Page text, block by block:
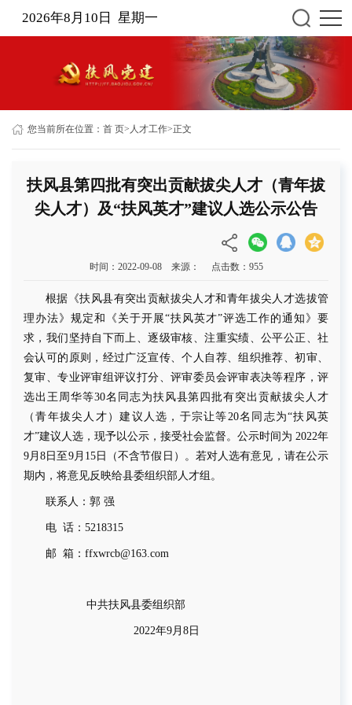
2026年8月10日 星期一
您当前所在位置： 首 页> 人才工作>正文
扶风县第四批有突出贡献拔尖人才（青年拔
尖人才）及“扶风英才”建议人选公示公告
时间：2022-09-08 来源： 点击数： 955
根据《扶风县有突出贡献拔尖人才和青年拔尖人才选拔管
理办法》规定和 《关于开展“扶风英才”评选工作的通知》要
求 ，我们坚持自下而上、逐级审核、注重实绩、公平公正、社
会认可的原则 ，经过 广泛宣传、个人自荐、组织推荐 、初审、
复审、专业评审组评议打分、评审委员会评审表决等程序 ，评
选出王周华等30名同志为扶风县第四批有突出贡献拔尖人才
（青年拔尖人才 ）建议 人选， 于宗让等 20名同志为“扶风英
才”建议人选， 现予以公示，接受社会监督。公示时间为 2022年
9 月8 日至 9月 15日 （不含节假日）
。若对人选有意见，请在公示
期内，将意见反映给县委组织部 人才组。
联系人： 郭 强
电 话： 5218315
邮 箱： ffxwrcb@163.com
中共扶风县委组织部
2022年9 月 8 日